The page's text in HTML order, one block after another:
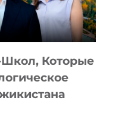
Школ, Которые